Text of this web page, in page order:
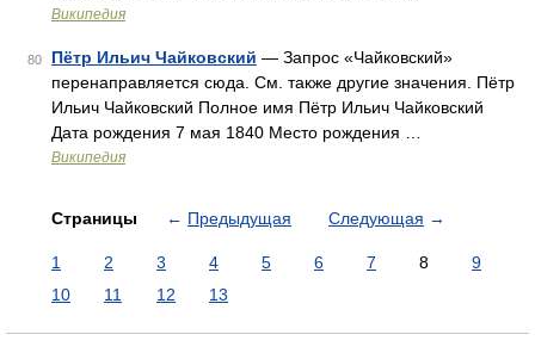
Википедия
80 Пётр Ильич Чайковский — Запрос «Чайковский»
перенаправляется сюда. Cм. также другие значения. Пётр
Ильич Чайковский Полное имя Пётр Ильич Чайковский
Дата рождения 7 мая 1840 Место рождения …
Википедия
Страницы ← Предыдущая Следующая →
1 2 3 4 5 6 7 8
9
10
11 12 13